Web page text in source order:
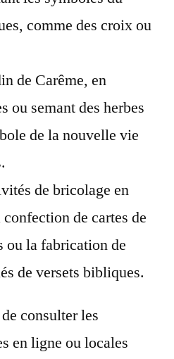
comme des croix ou
de Carême, en
ou semant des herbes
de la nouvelle vie
de bricolage en
de cartes de
ou la fabrication de
de versets bibliques.
consulter les
en ligne ou locales